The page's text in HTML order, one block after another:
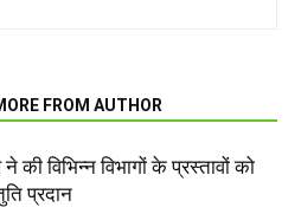
FROM AUTHOR
की विभिन्न विभागों के प्रस्तावों को
प्रदान